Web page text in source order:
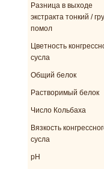
Разница в выходе
экстракта тонкий /
помол
Цветность
сусла
Общий белок
Растворимый белок
Число Кольбаха
Вязкость
сусла
pH